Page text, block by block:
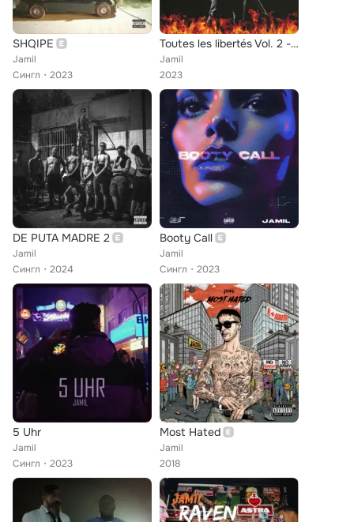
SHQIPE
Jamil
Сингл
2023
Toutes les libertés Vol. 2 - Chansons interdites
Jamil
2023
DE PUTA MADRE 2
Jamil
Сингл
2024
Booty Call
Jamil
Сингл
2023
5 Uhr
Jamil
Сингл
2023
Most Hated
Jamil
2018